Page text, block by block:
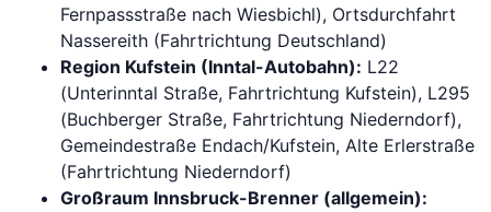
Fernpassstraße nach Wiesbichl), Ortsdurchfahrt
Nassereith (Fahrtrichtung Deutschland)
Region Kufstein (Inntal-Autobahn): L22
(Unterinntal Straße, Fahrtrichtung Kufstein), L295
(Buchberger Straße, Fahrtrichtung Niederndorf),
Gemeindestraße Endach/Kufstein, Alte Erlerstraße
(Fahrtrichtung Niederndorf)
Großraum Innsbruck-Brenner (allgemein):